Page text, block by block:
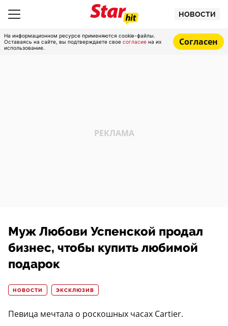
НОВОСТИ
На информационном ресурсе применяются cookie-файлы.
Оставаясь на сайте, вы подтверждаете свое согласие на их
использование.
Согласен
Муж Любови Успенской продал
бизнес, чтобы купить любимой
подарок
НОВОСТИ ЭКСКЛЮЗИВ
Певица мечтала о роскошных часах Cartier.